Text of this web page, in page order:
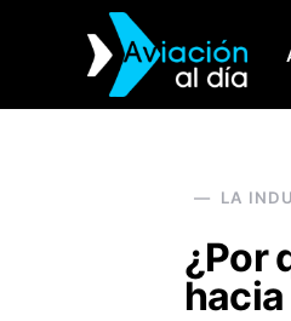
SEARCH FOR:
LA
¿Por